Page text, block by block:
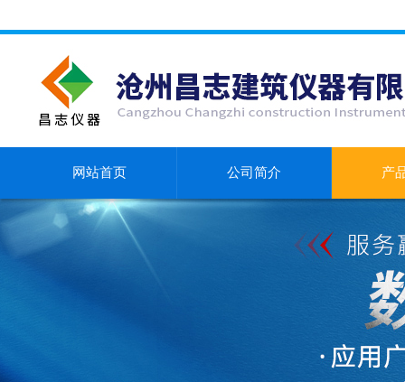
网站首页 公司简介 产